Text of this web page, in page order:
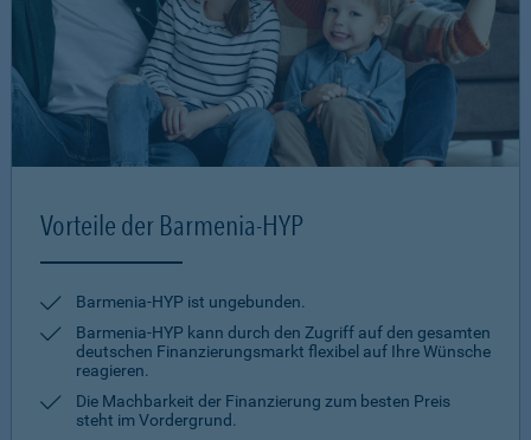
Vorteile der Barmenia-HYP
Barmenia-HYP ist ungebunden.
Barmenia-HYP kann durch den Zugriff auf den gesamten
deutschen Finanzierungsmarkt flexibel auf Ihre Wünsche
reagieren.
Die Machbarkeit der Finanzierung zum besten Preis
steht im Vordergrund.